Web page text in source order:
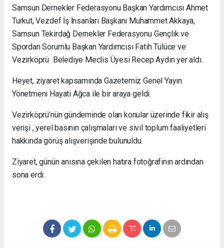
Samsun Dernekler Federasyonu Başkan Yardımcısı Ahmet
Turkut, Vezdef İş İnsanları Başkanı Muhammet Akkaya,
Samsun Tekirdağ Dernekler Federasyonu Gençlik ve
Spordan Sorumlu Başkan Yardımcısı Fatih Tülüce ve
Vezirköprü Belediye Meclis Üyesi Recep Aydın yer aldı.
Heyet, ziyaret kapsamında Gazetemiz Genel Yayın
Yönetmeni Hayati Ağca ile bir araya geldi.
Vezirköprü’nün gündeminde olan konular üzerinde fikir alış
verişi , yerel basının çalışmaları ve sivil toplum faaliyetleri
hakkında görüş alışverişinde bulunuldu.
Ziyaret, günün anısına çekilen hatıra fotoğrafının ardından
sona erdi.